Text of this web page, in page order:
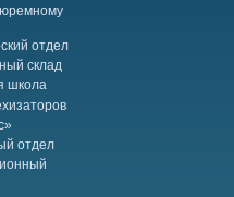
отдел
склад
школа
отдел